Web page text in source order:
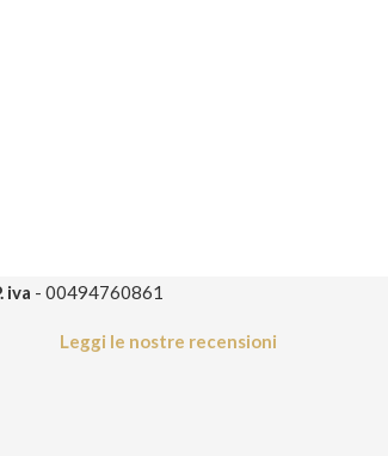
iva - 00494760861
Leggi le nostre recensioni